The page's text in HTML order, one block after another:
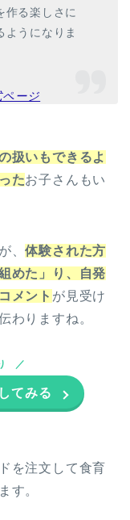
作る楽しさに
ようになりま
ページ
の扱いもできるよ
たお子さんもい
、体験された方
めた」り、自発
メント が見受け
わりますね。
てみる
を注文して食育
す。